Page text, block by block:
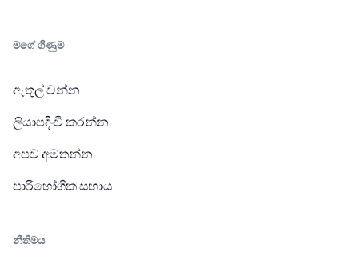
මගේ ගිණුම
ඇතුල් වන්න
ලියාපදිංචි කරන්න
අපව අමතන්න
පාරිභෝගික සහාය
නීතිමය